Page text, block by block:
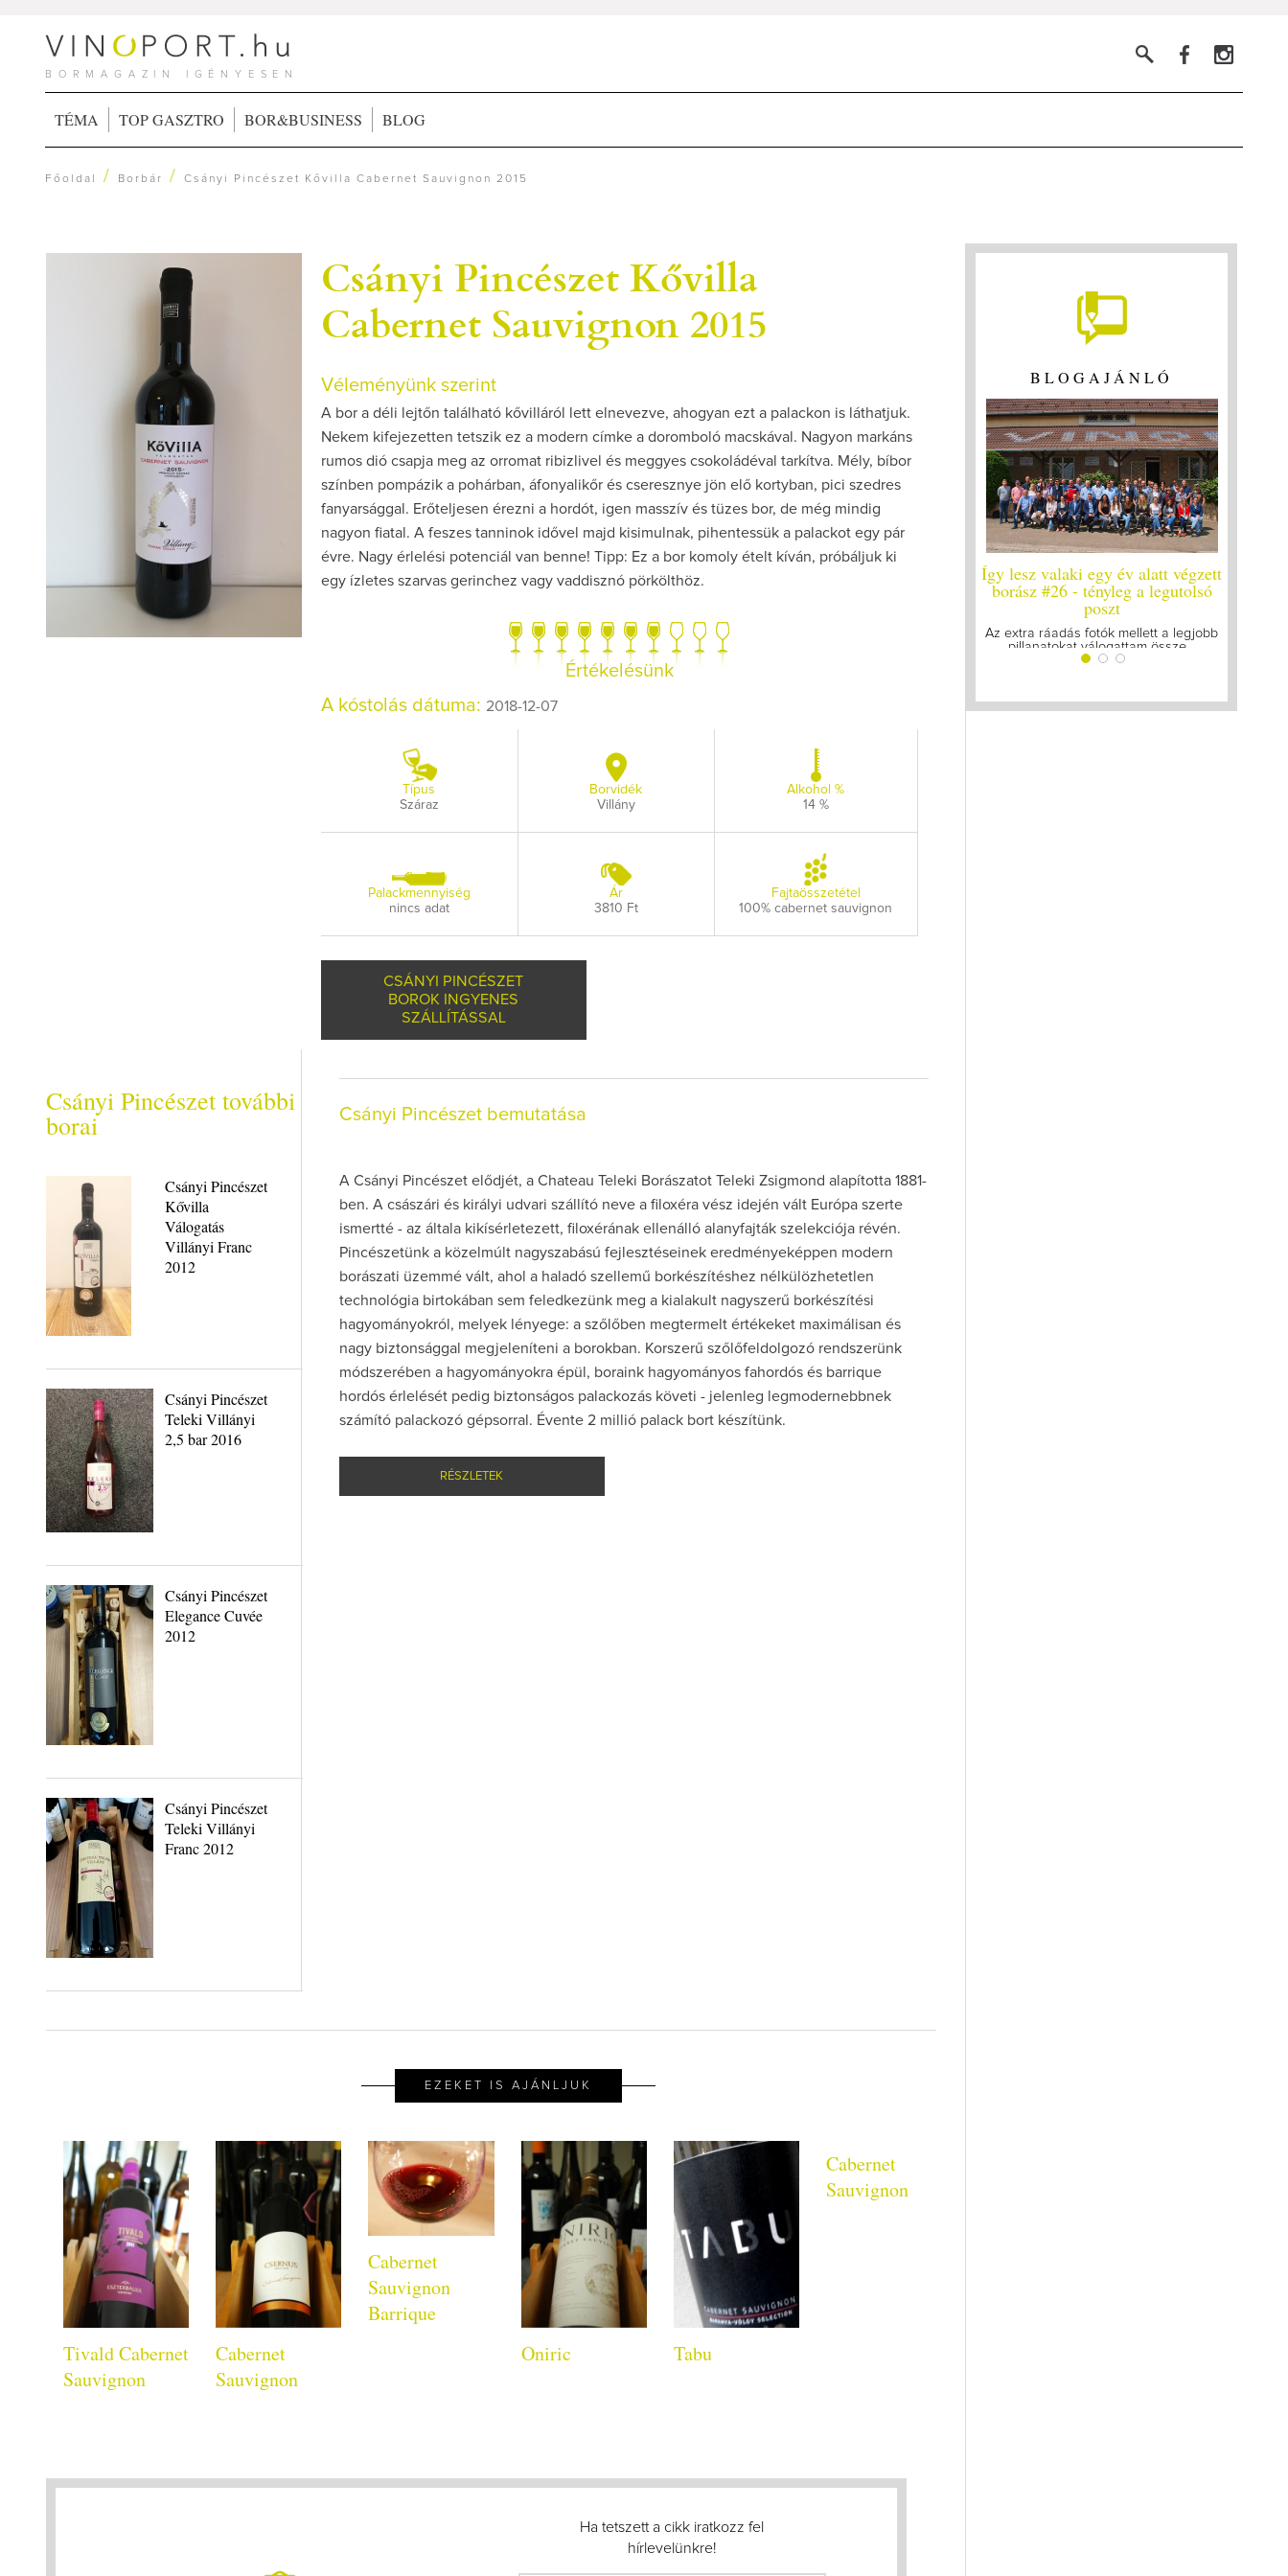
BORMAGAZIN IGÉNYESEN
TÉMA TOP GASZTRO BOR&BUSINESS BLOG
Főoldal / Borbár /Csányi Pincészet Kővilla Cabernet Sauvignon 2015
Csányi Pincészet Kővilla
Cabernet Sauvignon 2015
Véleményünk szerint
A bor a déli lejtőn található kővilláról lett elnevezve, ahogyan ezt a palackon is láthatjuk.
Nekem kifejezetten tetszik ez a modern címke a doromboló macskával. Nagyon markáns
rumos dió csapja meg az orromat ribizlivel és meggyes csokoládéval tarkítva. Mély, bíbor
színben pompázik a pohárban, áfonyalikőr és cseresznye jön elő kortyban, pici szedres
fanyarsággal. Erőteljesen érezni a hordót, igen masszív és tüzes bor, de még mindig
nagyon fiatal. A feszes tanninok idővel majd kisimulnak, pihentessük a palackot egy pár
évre. Nagy érlelési potenciál van benne! Tipp: Ez a bor komoly ételt kíván, próbáljuk ki
egy ízletes szarvas gerinchez vagy vaddisznó pörkölthöz.
Értékelésünk
A kóstolás dátuma: 2018-12-07
Típus
Száraz
Borvidék
Villány
Alkohol %
14 %
Palackmennyiség
nincs adat
Ár
3810 Ft
Fajtaösszetétel
100% cabernet sauvignon
CSÁNYI PINCÉSZET
BOROK INGYENES
SZÁLLÍTÁSSAL
Csányi Pincészet további
borai
Csányi Pincészet
Kővilla
Válogatás
Villányi Franc
2012
Csányi Pincészet
Teleki Villányi
2,5 bar 2016
Csányi Pincészet
Elegance Cuvée
2012
Csányi Pincészet
Teleki Villányi
Franc 2012
Csányi Pincészet bemutatása
A Csányi Pincészet elődjét, a Chateau Teleki Borászatot Teleki Zsigmond alapította 1881-
ben. A császári és királyi udvari szállító neve a filoxéra vész idején vált Európa szerte
ismertté - az általa kikísérletezett, filoxérának ellenálló alanyfajták szelekciója révén.
Pincészetünk a közelmúlt nagyszabású fejlesztéseinek eredményeképpen modern
borászati üzemmé vált, ahol a haladó szellemű borkészítéshez nélkülözhetetlen
technológia birtokában sem feledkezünk meg a kialakult nagyszerű borkészítési
hagyományokról, melyek lényege: a szőlőben megtermelt értékeket maximálisan és
nagy biztonsággal megjeleníteni a borokban. Korszerű szőlőfeldolgozó rendszerünk
módszerében a hagyományokra épül, boraink hagyományos fahordós és barrique
hordós érlelését pedig biztonságos palackozás követi - jelenleg legmodernebbnek
számító palackozó gépsorral. Évente 2 millió palack bort készítünk.
RÉSZLETEK
EZEKET IS AJÁNLJUK
Tivald Cabernet
Sauvignon
Cabernet
Sauvignon
Cabernet
Sauvignon
Barrique
Oniric
Tabu
Cabernet
Sauvignon
Ha tetszett a cikk iratkozz fel
hírlevelünkre!
BLOGAJÁNLÓ
Így lesz valaki egy év alatt végzett
borász #25
Megírtuk a modulzáró vizsgákat, már
lázasan készülünk az utolsó...